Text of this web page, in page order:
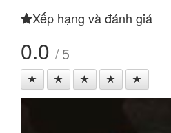
Xếp hạng và đánh giá
0.0 / 5